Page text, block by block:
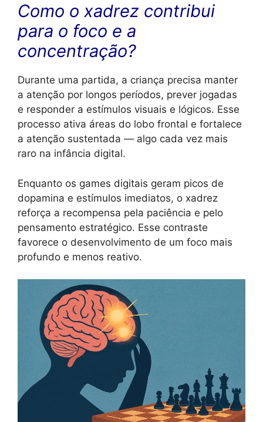
Como o xadrez contribui
para o foco e a
concentração?
Durante uma partida, a criança precisa manter
a atenção por longos períodos, prever jogadas
e responder a estímulos visuais e lógicos. Esse
processo ativa áreas do lobo frontal e fortalece
a atenção sustentada — algo cada vez mais
raro na infância digital.
Enquanto os games digitais geram picos de
dopamina e estímulos imediatos, o xadrez
reforça a recompensa pela paciência e pelo
pensamento estratégico. Esse contraste
favorece o desenvolvimento de um foco mais
profundo e menos reativo.